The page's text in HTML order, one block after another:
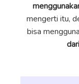
mengerti itu,
bisa